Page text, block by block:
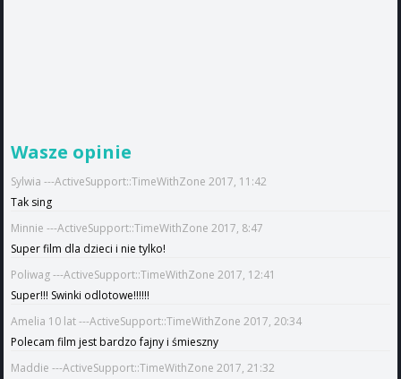
Wasze opinie
Sylwia ---ActiveSupport::TimeWithZone 2017, 11:42
Tak sing
Minnie ---ActiveSupport::TimeWithZone 2017, 8:47
Super film dla dzieci i nie tylko!
Poliwag ---ActiveSupport::TimeWithZone 2017, 12:41
Super!!! Swinki odlotowe!!!!!!
Amelia 10 lat ---ActiveSupport::TimeWithZone 2017, 20:34
Polecam film jest bardzo fajny i śmieszny
Maddie ---ActiveSupport::TimeWithZone 2017, 21:32